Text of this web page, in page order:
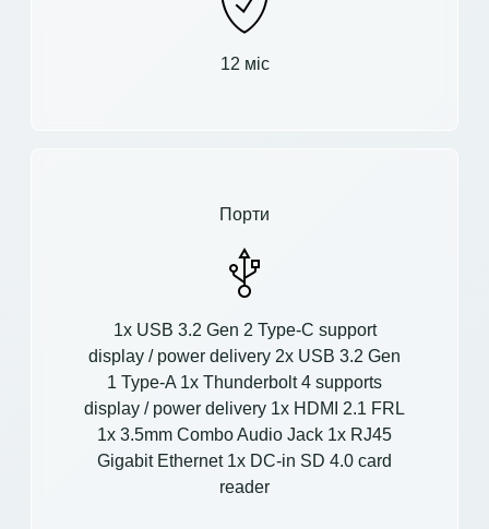
12 міс
Порти
1x USB 3.2 Gen 2 Type-C support
display / power delivery 2x USB 3.2 Gen
1 Type-A 1x Thunderbolt 4 supports
display / power delivery 1x HDMI 2.1 FRL
1x 3.5mm Combo Audio Jack 1x RJ45
Gigabit Ethernet 1x DC-in SD 4.0 card
reader